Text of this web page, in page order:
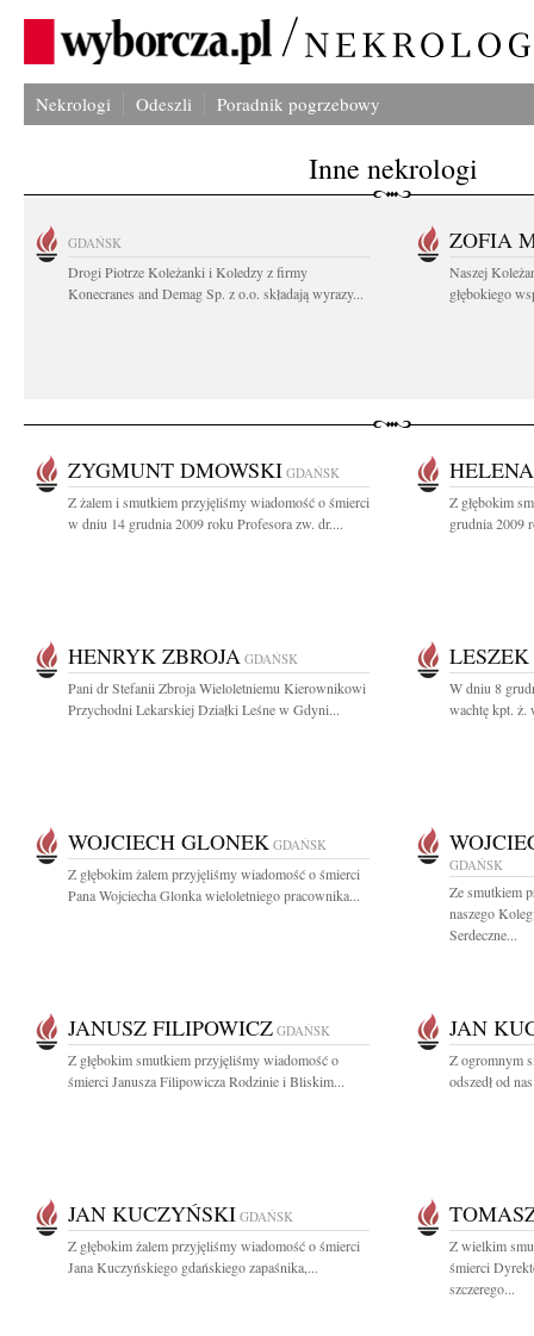
Nekrologi Odeszli Poradnik pogrzebowy
Inne nekrologi
GDAŃSK
Drogi Piotrze Koleżanki i Koledzy z firmy
Konecranes and Demag Sp. z o.o. składają wyrazy...
ZOFIA
Naszej
głębokiego
ZYGMUNT DMOWSKI GDAŃSK
Z żalem i smutkiem przyjęliśmy wiadomość o śmierci
w dniu 14 grudnia 2009 roku Profesora zw. dr....
Z głębokim
grudnia 2009
HENRYK ZBROJA GDAŃSK
Pani dr Stefanii Zbroja Wieloletniemu Kierownikowi
Przychodni Lekarskiej Działki Leśne w Gdyni...
W dniu 8
wachtę kpt. ż.
WOJCIECH GLONEK GDAŃSK
Z głębokim żalem przyjęliśmy wiadomość o śmierci
Pana Wojciecha Glonka wieloletniego pracownika...
GDAŃSK
Ze smutkiem
naszego
Serdeczne...
JANUSZ FILIPOWICZ GDAŃSK
Z głębokim smutkiem przyjęliśmy wiadomość o
śmierci Janusza Filipowicza Rodzinie i Bliskim...
JAN
Z ogromnym
odszedł od
JAN KUCZYŃSKI GDAŃSK
Z głębokim żalem przyjęliśmy wiadomość o śmierci
Jana Kuczyńskiego gdańskiego zapaśnika,...
Z wielkim
śmierci
szczerego...